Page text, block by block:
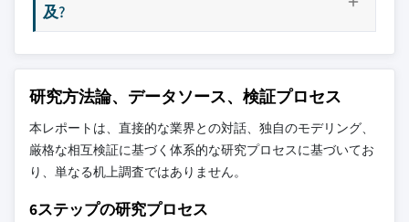
及?
研究方法論、データソース、検証プロセス
本レポートは、直接的な業界との対話、独自のモデリング、
厳格な相互検証に基づく体系的な研究プロセスに基づいてお
り、単なる机上調査ではありません。
6ステップの研究プロセス